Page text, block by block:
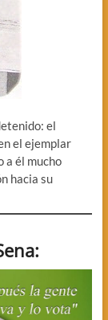
el
el ejemplar
a él mucho
hacia su